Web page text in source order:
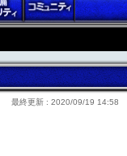
最終更新 : 2020/09/19 14:58